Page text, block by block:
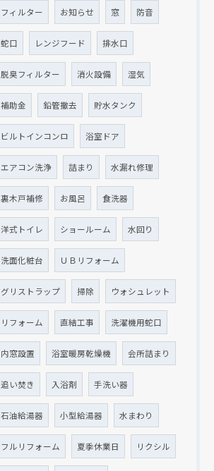
フィルター お知らせ 窓 防音
蛇口 レンジフード 排水口
脱臭フィルター 消火設備 湿気
補助金 鉛管撤去 貯水タンク
ビルトインコンロ 浴室ドア
エアコン洗浄 詰まり 水漏れ修理
裏木戸補修 お風呂 食洗器
洋式トイレ ショールーム 水回り
洗面化粧台 ＵＢリフォーム
グリストラップ 掃除 ウォシュレット
リフォーム 直結工事 洗濯機用蛇口
内窓設置 浴室暖房乾燥機 会所詰まり
追い焚き 入浴剤 手洗い器
石油給湯器 小型給湯器 水まわり
フルリフォーム 夏季休業日 リクシル